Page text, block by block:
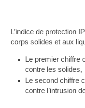
L’indice de protection
corps solides et aux
Le premier chiffre
contre les solides,
Le second chiffre
contre l’intrusion